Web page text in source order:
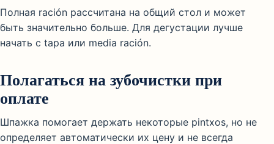
Полная ración рассчитана на общий стол и может
быть значительно больше. Для дегустации лучше
начать с tapa или media ración.
Полагаться на зубочистки при
оплате
Шпажка помогает держать некоторые pintxos, но не
определяет автоматически их цену и не всегда